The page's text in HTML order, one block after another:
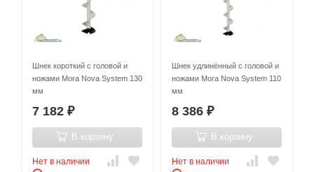
Шнек короткий с головой и
ножами Mora Nova System 130
мм
7 182 ₽
В корзину
Нет в наличии
Шнек удлинённый с головой и
ножами Mora Nova System 110
мм
8 386 ₽
В корзину
Нет в наличии